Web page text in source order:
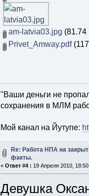
am-latvia03.jpg (81.74
Privet_Amway.pdf
"Ваши деньги не
сохранения в МЛМ
Мой канал на Йутупе:
Re: Работа НПА на
факты.
« Ответ #4 : 19 Апреля 2010,
Девушка